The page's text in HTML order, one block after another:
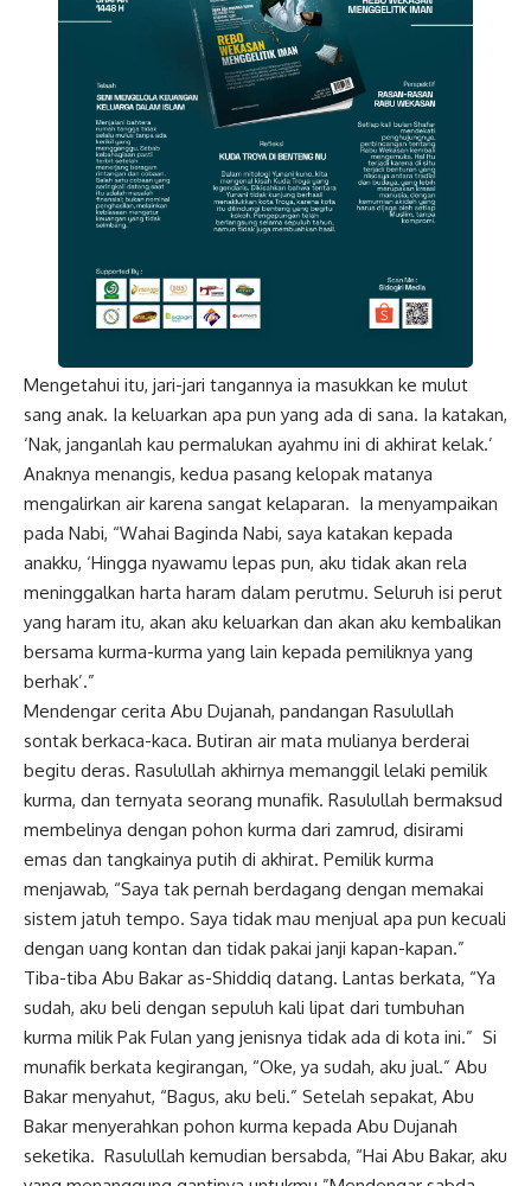
Mengetahui itu, jari-jari tangannya ia masukkan ke mulut
sang anak. Ia keluarkan apa pun yang ada di sana. Ia katakan,
‘Nak, janganlah kau permalukan ayahmu ini di akhirat kelak.’
Anaknya menangis, kedua pasang kelopak matanya
mengalirkan air karena sangat kelaparan. Ia menyampaikan
pada Nabi, “Wahai Baginda Nabi, saya katakan kepada
anakku, ‘Hingga nyawamu lepas pun, aku tidak akan rela
meninggalkan harta haram dalam perutmu. Seluruh isi perut
yang haram itu, akan aku keluarkan dan akan aku kembalikan
bersama kurma-kurma yang lain kepada pemiliknya yang
berhak’.”
Mendengar cerita Abu Dujanah, pandangan Rasulullah
sontak berkaca-kaca. Butiran air mata mulianya berderai
begitu deras. Rasulullah akhirnya memanggil lelaki pemilik
kurma, dan ternyata seorang munafik. Rasulullah bermaksud
membelinya dengan pohon kurma dari zamrud, disirami
emas dan tangkainya putih di akhirat. Pemilik kurma
menjawab, “Saya tak pernah berdagang dengan memakai
sistem jatuh tempo. Saya tidak mau menjual apa pun kecuali
dengan uang kontan dan tidak pakai janji kapan-kapan.”
Tiba-tiba Abu Bakar as-Shiddiq datang. Lantas berkata, “Ya
sudah, aku beli dengan sepuluh kali lipat dari tumbuhan
kurma milik Pak Fulan yang jenisnya tidak ada di kota ini.” Si
munafik berkata kegirangan, “Oke, ya sudah, aku jual.” Abu
Bakar menyahut, “Bagus, aku beli.” Setelah sepakat, Abu
Bakar menyerahkan pohon kurma kepada Abu Dujanah
seketika. Rasulullah kemudian bersabda, “Hai Abu Bakar, aku